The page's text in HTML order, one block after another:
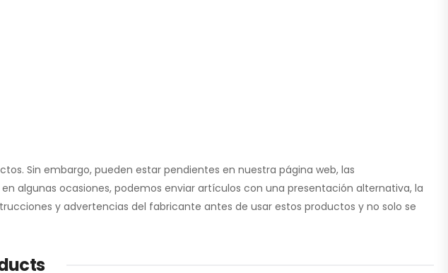
Sin embargo, pueden estar pendientes en nuestra página web, las
algunas ocasiones, podemos enviar artículos con una presentación alternativa, la
y advertencias del fabricante antes de usar estos productos y no solo se